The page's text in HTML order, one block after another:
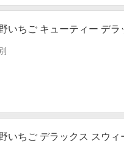
いちご キューティー デ
いちご デラックス スウィ